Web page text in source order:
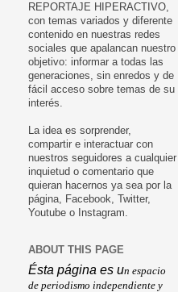
REPORTAJE HIPERACTIVO,
con temas variados y diferente
contenido en nuestras redes
sociales que apalancan nuestro
objetivo: informar a todas las
generaciones, sin enredos y de
fácil acceso sobre temas de su
interés.
La idea es sorprender,
compartir e interactuar con
nuestros seguidores a cualquier
inquietud o comentario que
quieran hacernos ya sea por la
página, Facebook, Twitter,
Youtube o Instagram.
ABOUT THIS PAGE
Ésta página es un espacio
de periodismo independiente y